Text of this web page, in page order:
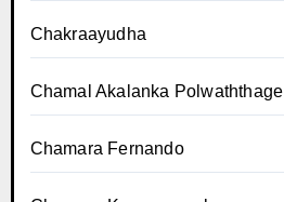
Chakraayudha
Chamal Akalanka Polwaththage
Chamara Fernando